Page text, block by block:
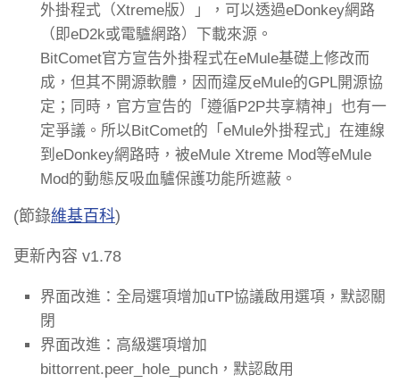
外掛程式（Xtreme版）」，可以透過eDonkey網路
（即eD2k或電驢網路）下載來源。
BitComet官方宣告外掛程式在eMule基礎上修改而
成，但其不開源軟體，因而違反eMule的GPL開源協
定；同時，官方宣告的「遵循P2P共享精神」也有一
定爭議。所以BitComet的「eMule外掛程式」在連線
到eDonkey網路時，被eMule Xtreme Mod等eMule
Mod的動態反吸血驢保護功能所遮蔽。
(節錄維基百科)
更新內容 v1.78
界面改進：全局選項增加uTP協議啟用選項，默認關
閉
界面改進：高級選項增加
bittorrent.peer_hole_punch，默認啟用